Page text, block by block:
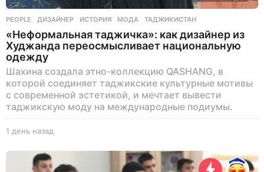
PEOPLE ДИЗАЙНЕР ,ИСТОРИЯ ,МОДА ,ТАДЖИКИСТАН
«Неформальная таджичка»: как дизайнер из
Худжанда переосмысливает национальную
одежду
Шахина создала этно-коллекцию QASHANG, в
которой соединяет таджикские культурные мотивы
с современной эстетикой, и мечтает вывести
таджикскую моду на международные подиумы.
1 день назад
е
н